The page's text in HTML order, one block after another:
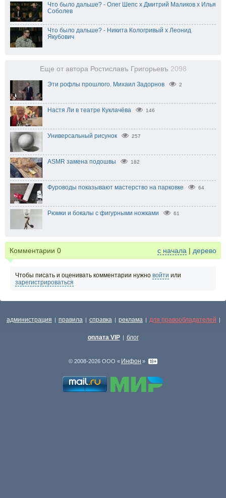
Что было дальше? - Олег Шепс х Дмитрий Маликов х Илья
Соболев
Что было дальше? - Никита Кологривый х Леонид
Якубович
Еще от автора Ростиславъ Григорьевъ 2098
Эти рофлы прошлого. Михаил Задорнов 2
Настя Ли в театре Куклачёва 146
Универсальный рисунок 257
ASMR замена подошвы 182
Фуроводы показывают мастерство на парковке 64
Рюмки и бокалы с фигурными ножками 61
Комментарии 0 с начала | дерево
Чтобы писать и оценивать комментарии нужно войти или
зарегистрироваться
администрация | правила | справка | реклама | для правообладателей |
оплата VIP | блог
© 2008-2026 ООО « Инфон »